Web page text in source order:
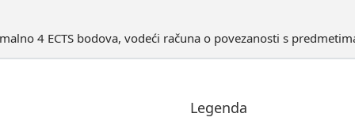
4 ECTS bodova, vodeći računa o povezanosti s
Legenda